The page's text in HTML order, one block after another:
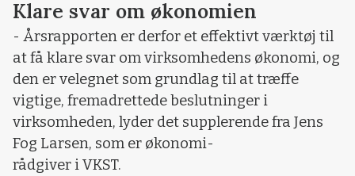
Klare svar om økonomien
- Årsrapporten er derfor et effektivt værktøj til
at få klare svar om virksomhedens økonomi, og
den er velegnet som grundlag til at træffe
vigtige, fremadrettede beslutninger i
virksomheden, lyder det supplerende fra Jens
Fog Larsen, som er økonomi-
rådgiver i VKST.